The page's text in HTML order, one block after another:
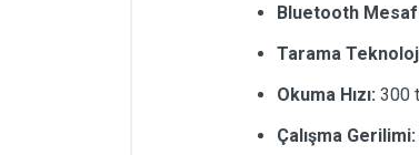
Bluetooth
Tarama
Okuma Hızı: 300
Çalışma Gerilimi: